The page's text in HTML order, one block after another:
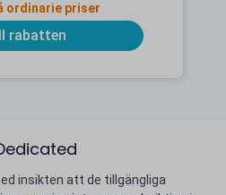
ordinarie priser
rabatten
insikten att de tillgängliga